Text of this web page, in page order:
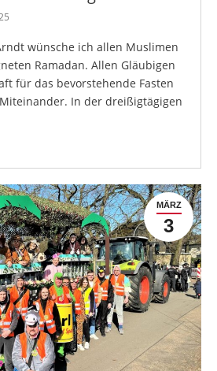
wünsche ich allen Muslimen
Ramadan. Allen Gläubigen
für das bevorstehende Fasten
In der dreißigtägigen
MÄRZ
3